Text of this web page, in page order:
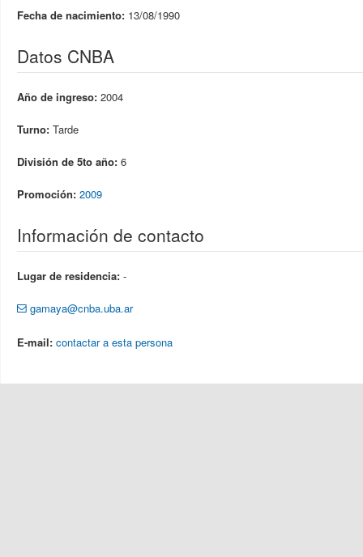
Fecha de nacimiento: 13/08/1990
Datos CNBA
Año de ingreso: 2004
Turno: Tarde
División de 5to año: 6
Promoción: 2009
Información de contacto
Lugar de residencia: -
gamaya@cnba.uba.ar
E-mail: contactar a esta persona